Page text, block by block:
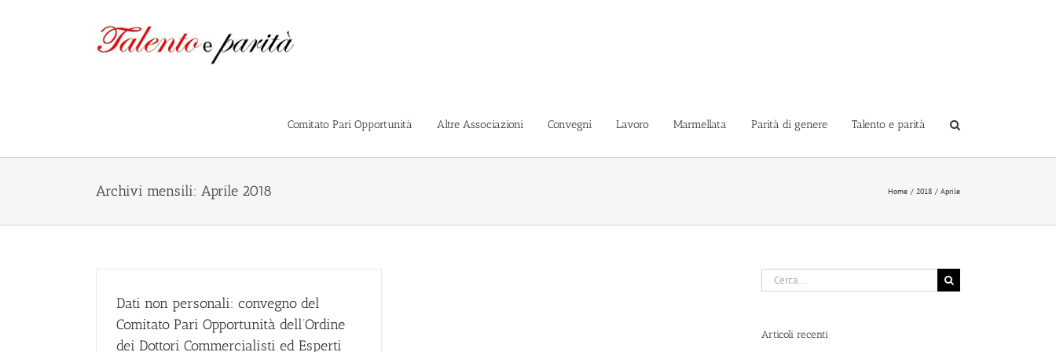
Comitato Pari Opportunità Altre Associazioni Convegni Lavoro Marmellata Parità di genere Talento e parità
Archivi mensili: Aprile 2018 Home 2018 Aprile
Dati non personali: convegno del
Comitato Pari Opportunità dell’Ordine
dei Dottori Commercialisti ed Esperti
Cerca
per:
Articoli recenti